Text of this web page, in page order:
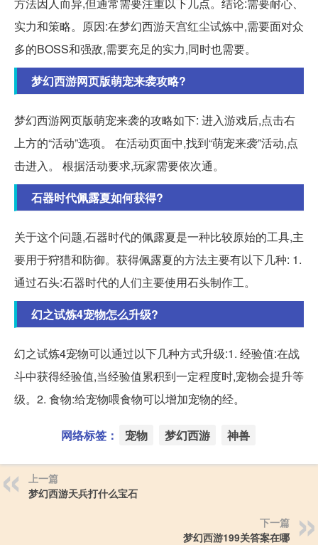
实力和策略。原因:在梦幻西游天宫红尘试炼中,需要面对众
多的BOSS和强敌,需要充足的实力,同时也需要。
梦幻西游网页版萌宠来袭攻略?
梦幻西游网页版萌宠来袭的攻略如下: 进入游戏后,点击右
上方的“活动”选项。 在活动页面中,找到“萌宠来袭”活动,点
击进入。 根据活动要求,玩家需要依次通。
石器时代佩露夏如何获得?
关于这个问题,石器时代的佩露夏是一种比较原始的工具,主
要用于狩猎和防御。获得佩露夏的方法主要有以下几种: 1.
通过石头:石器时代的人们主要使用石头制作工。
幻之试炼4宠物怎么升级?
幻之试炼4宠物可以通过以下几种方式升级:1. 经验值:在战
斗中获得经验值,当经验值累积到一定程度时,宠物会提升等
级。2. 食物:给宠物喂食物可以增加宠物的经。
网络标签： 宠物 梦幻西游 神兽
上一篇
梦幻西游天兵打什么宝石
下一篇
梦幻西游199关答案在哪